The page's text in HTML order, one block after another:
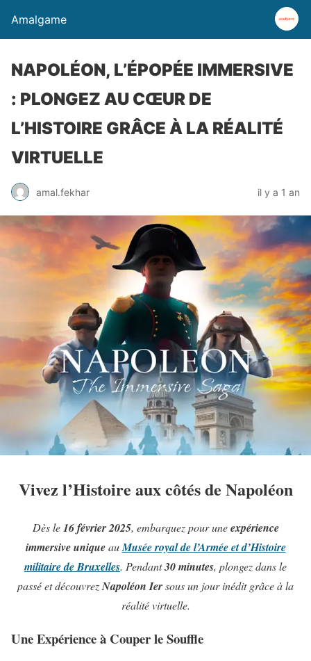
Amalgame
NAPOLÉON, L’ÉPOPÉE IMMERSIVE
: PLONGEZ AU CŒUR DE
L’HISTOIRE GRÂCE À LA RÉALITÉ
VIRTUELLE
amal.fekhar il y a 1 an
Vivez l’Histoire aux côtés de Napoléon
Dès le16 février 2025, embarquez pour uneexpérience
immersive uniqueauMusée royal de l’Armée et d’Histoire
militaire de Bruxelles. Pendant30 minutes, plongez dans le
passé et découvrezNapoléon Iersous un jour inédit grâce à la
réalité virtuelle.
Une Expérience à Couper le Souffle